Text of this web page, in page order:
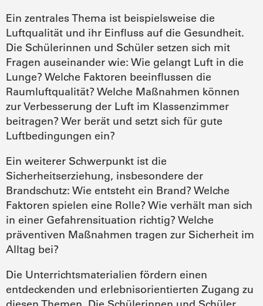
Ein zentrales Thema ist beispielsweise die
Luftqualität und ihr Einfluss auf die Gesundheit.
Die Schülerinnen und Schüler setzen sich mit
Fragen auseinander wie: Wie gelangt Luft in die
Lunge? Welche Faktoren beeinflussen die
Raumluftqualität? Welche Maßnahmen können
zur Verbesserung der Luft im Klassenzimmer
beitragen? Wer berät und setzt sich für gute
Luftbedingungen ein?
Ein weiterer Schwerpunkt ist die
Sicherheitserziehung, insbesondere der
Brandschutz: Wie entsteht ein Brand? Welche
Faktoren spielen eine Rolle? Wie verhält man sich
in einer Gefahrensituation richtig? Welche
präventiven Maßnahmen tragen zur Sicherheit im
Alltag bei?
Die Unterrichtsmaterialien fördern einen
entdeckenden und erlebnisorientierten Zugang zu